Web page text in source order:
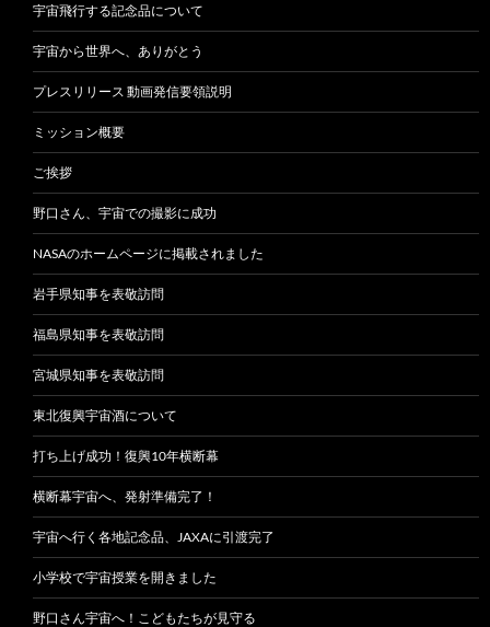
宇宙飛行する記念品について
宇宙から世界へ、ありがとう
プレスリリース 動画発信要領説明
ミッション概要
ご挨拶
野口さん、宇宙での撮影に成功
NASAのホームページに掲載されました
岩手県知事を表敬訪問
福島県知事を表敬訪問
宮城県知事を表敬訪問
東北復興宇宙酒について
打ち上げ成功！復興10年横断幕
横断幕宇宙へ、発射準備完了！
宇宙へ行く各地記念品、JAXAに引渡完了
小学校で宇宙授業を開きました
野口さん宇宙へ！こどもたちが見守る